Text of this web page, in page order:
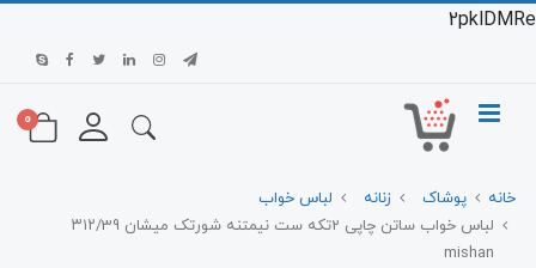
2pklDMRe
0
خانه پوشاک زنانه
لباس خواب
لباس خواب ساتن چاپی 2تکه ست نیمتنه شورتک میشان ۳۱۲/39
mishan